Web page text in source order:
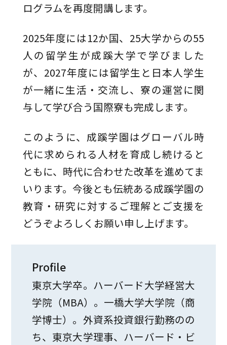
ログラムを再度開講します。
2025年度には12か国、25大学からの55
人の留学生が成蹊大学で学びました
が、2027年度には留学生と日本人学生
が一緒に生活・交流し、寮の運営に関
与して学び合う国際寮も完成します。
このように、成蹊学園はグローバル時
代に求められる人材を育成し続けると
ともに、時代に合わせた改革を進めてま
いります。今後とも伝統ある成蹊学園の
教育・研究に対するご理解とご支援を
どうぞよろしくお願い申し上げます。
Profile
東京大学卒。ハーバード大学経営大
学院（MBA）。一橋大学大学院（商
学博士）。外資系投資銀行勤務のの
ち、東京大学理事、ハーバード・ビ